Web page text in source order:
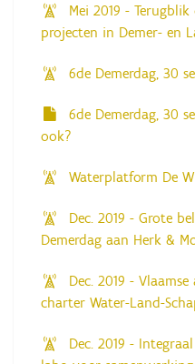
Mei 2019 -
projecten in Demer- en
6de Demerdag, 30
6de Demerdag, 30
ook?
Waterplatform De
Dec. 2019 - Grote
Demerdag aan Herk &
Dec. 2019 -
charter Water-Land-
Dec. 2019 -